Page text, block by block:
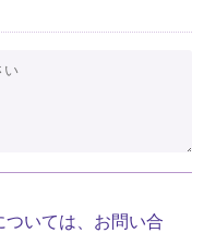
ついては、お問い合